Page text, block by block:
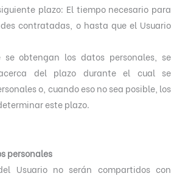
plazo: El tiempo necesario para
contratadas, o hasta que el Usuario
obtengan los datos personales, se
del plazo durante el cual se
o, cuando eso no sea posible, los
este plazo.
personales
Usuario no serán compartidos con